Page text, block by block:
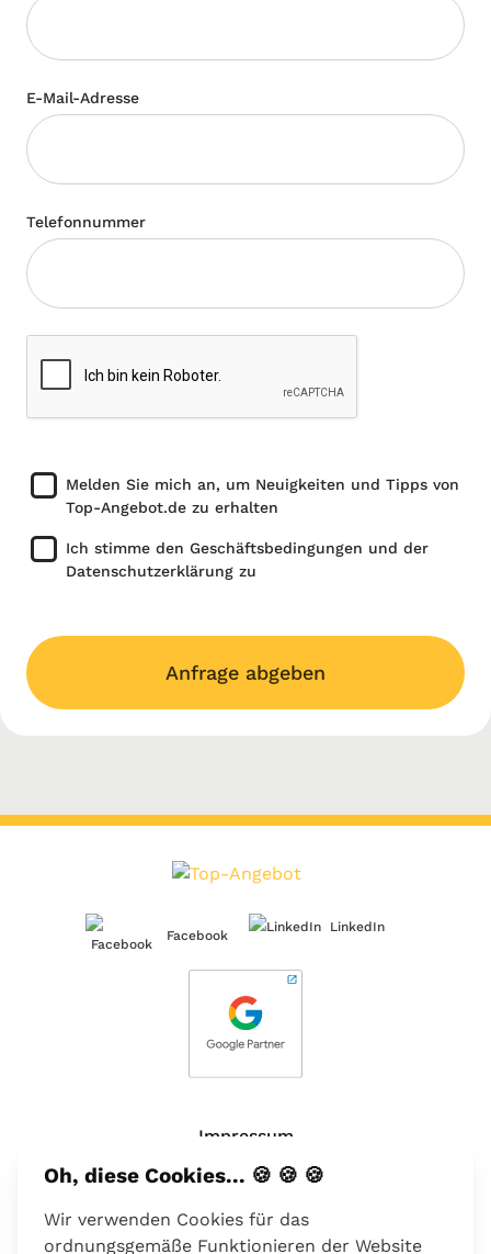
E-Mail-Adresse
Telefonnummer
Melden Sie mich an, um Neuigkeiten und Tipps von
Top-Angebot.de zu erhalten
Ich stimme den Geschäftsbedingungen und der
Datenschutzerklärung zu
Anfrage abgeben
Facebook
LinkedIn
Impressum
Über uns
Kontakt
Oh, diese Cookies... 🍪 🍪 🍪
Wir verwenden Cookies für das
ordnungsgemäße Funktionieren der Website